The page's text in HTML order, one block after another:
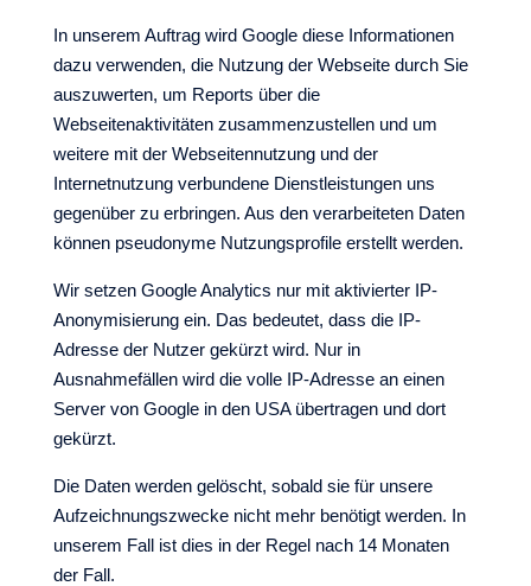
In unserem Auftrag wird Google diese Informationen
dazu verwenden, die Nutzung der Webseite durch Sie
auszuwerten, um Reports über die
Webseitenaktivitäten zusammenzustellen und um
weitere mit der Webseitennutzung und der
Internetnutzung verbundene Dienstleistungen uns
gegenüber zu erbringen. Aus den verarbeiteten Daten
können pseudonyme Nutzungsprofile erstellt werden.
Wir setzen Google Analytics nur mit aktivierter IP-
Anonymisierung ein. Das bedeutet, dass die IP-
Adresse der Nutzer gekürzt wird. Nur in
Ausnahmefällen wird die volle IP-Adresse an einen
Server von Google in den USA übertragen und dort
gekürzt.
Die Daten werden gelöscht, sobald sie für unsere
Aufzeichnungszwecke nicht mehr benötigt werden. In
unserem Fall ist dies in der Regel nach 14 Monaten
der Fall.